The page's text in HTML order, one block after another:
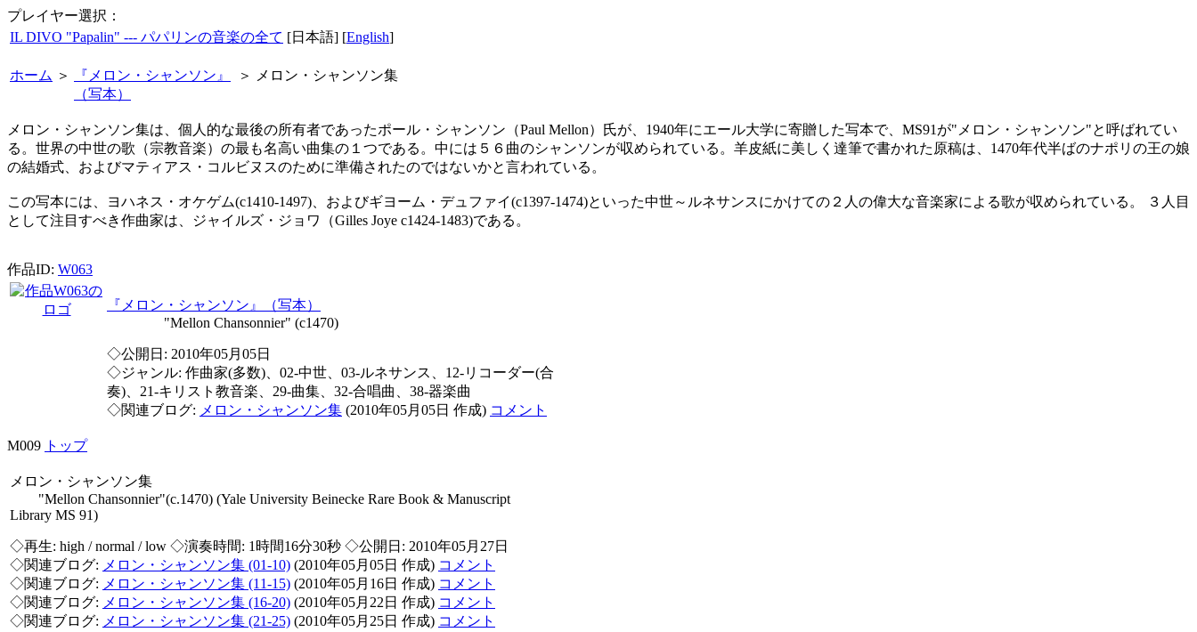
プレイヤー選択：
IL DIVO "Papalin" --- パパリンの音楽の全て [日本語] [English]
ホーム ＞
『メロン・シャンソン』
（写本）
＞ メロン・シャンソン集
メロン・シャンソン集は、個人的な最後の所有者であったポール・シャンソン（Paul Mellon）氏が、1940年にエール大学に寄贈した写本で、MS91が"メロン・シャンソン"と呼ばれてい
る。世界の中世の歌（宗教音楽）の最も名高い曲集の１つである。中には５６曲のシャンソンが収められている。羊皮紙に美しく達筆で書かれた原稿は、1470年代半ばのナポリの王の娘
の結婚式、およびマティアス・コルビヌスのために準備されたのではないかと言われている。
この写本には、ヨハネス・オケゲム(c1410-1497)、およびギヨーム・デュファイ(c1397-1474)といった中世～ルネサンスにかけての２人の偉大な音楽家による歌が収められている。 ３人目
として注目すべき作曲家は、ジャイルズ・ジョワ（Gilles Joye c1424-1483)である。
作品ID: W063
『メロン・シャンソン』（写本）
"Mellon Chansonnier" (c1470)
◇公開日: 2010年05月05日
◇ジャンル: 作曲家(多数)、02-中世、03-ルネサンス、12-リコーダー(合
奏)、21-キリスト教音楽、29-曲集、32-合唱曲、38-器楽曲
◇関連ブログ: メロン・シャンソン集 (2010年05月05日 作成) コメント
M009 トップ
メロン・シャンソン集
"Mellon Chansonnier"(c.1470) (Yale University Beinecke Rare Book & Manuscript
Library MS 91)
◇再生: high / normal / low ◇演奏時間: 1時間16分30秒 ◇公開日: 2010年05月27日
◇関連ブログ: メロン・シャンソン集 (01-10) (2010年05月05日 作成) コメント
◇関連ブログ: メロン・シャンソン集 (11-15) (2010年05月16日 作成) コメント
◇関連ブログ: メロン・シャンソン集 (16-20) (2010年05月22日 作成) コメント
◇関連ブログ: メロン・シャンソン集 (21-25) (2010年05月25日 作成) コメント